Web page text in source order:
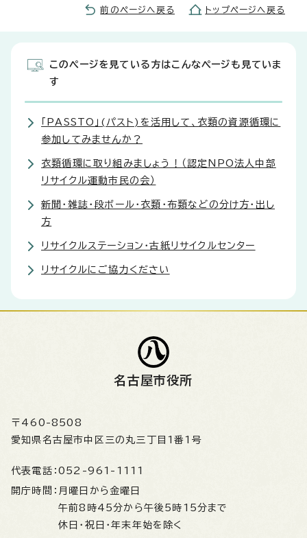
前のページへ戻る トップページへ戻る
このページを見ている方はこんなページも見ていま
す
「PASSTO」(パスト)を活用して、衣類の資源循環に
参加してみませんか？
衣類循環に取り組みましょう！（認定NPO法人中部
リサイクル運動市民の会）
新聞・雑誌・段ボール・衣類・布類などの分け方・出し
方
リサイクルステーション・古紙リサイクルセンター
リサイクルにご協力ください
名古屋市役所
〒460-8508
愛知県名古屋市中区三の丸三丁目1番1号
代表電話： 052-961-1111
開庁時間： 月曜日から金曜日
午前8時45分から午後5時15分まで
休日・祝日・年末年始を除く